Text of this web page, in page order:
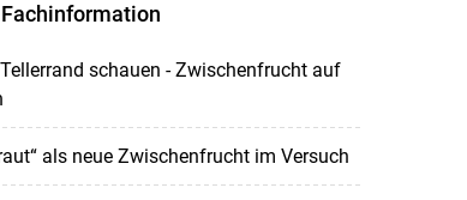
schauen - Zwischenfrucht auf
als neue Zwischenfrucht im Versuch